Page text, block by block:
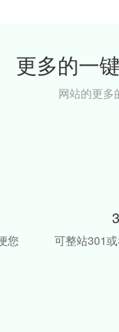
更多的一
网站的更多
您
可整站301